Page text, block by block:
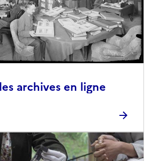
archives en ligne